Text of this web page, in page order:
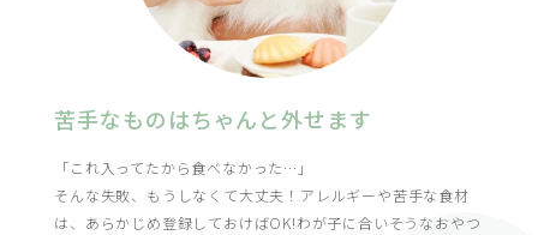
苦手なものはちゃんと外せます
「これ入ってたから食べなかった…」
そんな失敗、もうしなくて大丈夫！アレルギーや苦手な食材
は、あらかじめ登録しておけばOK!わが子に合いそうなおやつ